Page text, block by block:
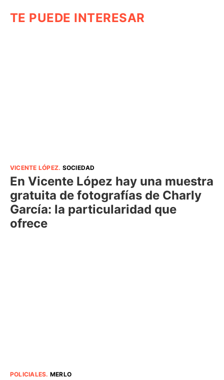
TE PUEDE INTERESAR
VICENTE LÓPEZ. SOCIEDAD
En Vicente López hay una muestra
gratuita de fotografías de Charly
García: la particularidad que
ofrece
POLICIALES. MERLO